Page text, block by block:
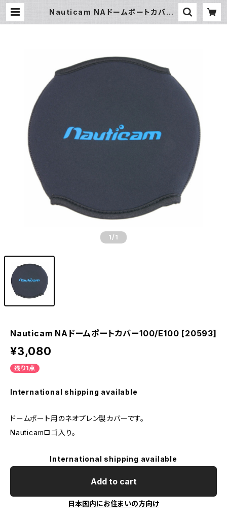
Nauticam NAドームポートカバー1
1 /1
Nauticam NAドームポートカバー100/E100 [20593]
¥3,080
残り1点
International shipping available
ドームポート用のネオプレン製カバーです。
Nauticamロゴ入り。
International shipping available
Add to cart
日本国内にお住まいの方向け